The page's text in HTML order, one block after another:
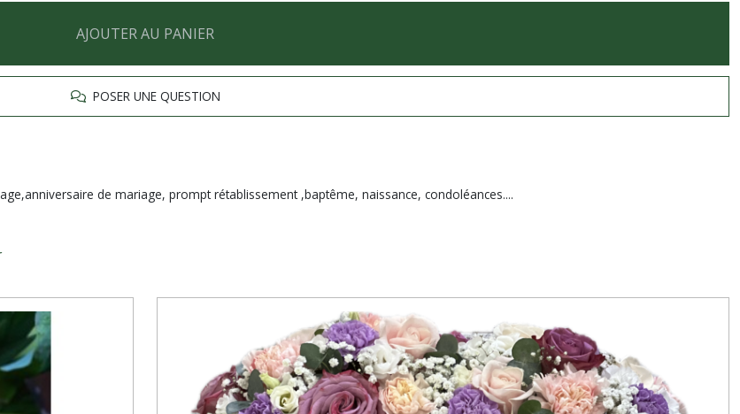
AJOUTER AU PANIER
POSER UNE QUESTION
de mariage, prompt rétablissement ,baptême, naissance, condoléances....